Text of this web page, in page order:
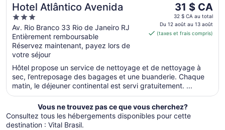
Hotel Atlântico Avenida
3
out
of
5
Av. Rio Branco 33 Rio de Janeiro RJ
Entièrement remboursable
Réservez maintenant, payez lors de
votre séjour
Le
prix
est
de 31 $ CA
du 12
août
au 13
août
31 $ CA
32 $ CA au total
Du 12 août au 13 août
(taxes et frais compris)
Hôtel propose un service de nettoyage et de nettoyage à
sec, l’entreposage des bagages et une buanderie. Chaque
matin, le déjeuner continental est servi gratuitement. ...
Vous ne trouvez pas ce que vous cherchez?
Consultez tous les hébergements disponibles pour cette
destination : Vital Brasil.